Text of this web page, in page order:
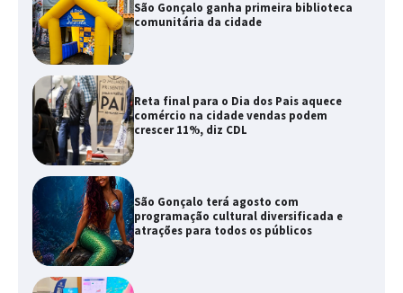
São Gonçalo ganha primeira biblioteca
comunitária da cidade
Reta final para o Dia dos Pais aquece
comércio na cidade vendas podem
crescer 11%, diz CDL
São Gonçalo terá agosto com
programação cultural diversificada e
atrações para todos os públicos